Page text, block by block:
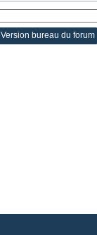
Version bureau du forum